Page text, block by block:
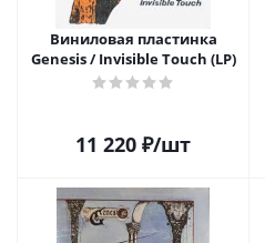
Виниловая пластинка
Genesis / Invisible Touch (LP)
11 220 ₽/шт